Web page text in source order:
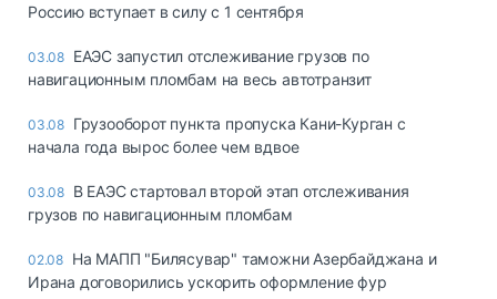
Россию вступает в силу с 1 сентября
03.08 ЕАЭС запустил отслеживание грузов по
навигационным пломбам на весь автотранзит
03.08 Грузооборот пункта пропуска Кани-Курган с
начала года вырос более чем вдвое
03.08 В ЕАЭС стартовал второй этап отслеживания
грузов по навигационным пломбам
02.08 На МАПП "Билясувар" таможни Азербайджана и
Ирана договорились ускорить оформление фур